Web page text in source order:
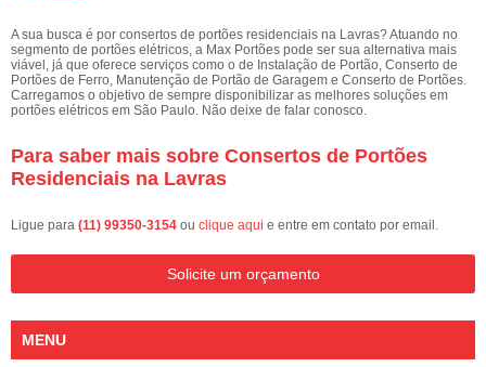
A sua busca é por consertos de portões residenciais na Lavras? Atuando no
segmento de portões elétricos, a Max Portões pode ser sua alternativa mais
viável, já que oferece serviços como o de Instalação de Portão, Conserto de
Portões de Ferro, Manutenção de Portão de Garagem e Conserto de Portões.
Carregamos o objetivo de sempre disponibilizar as melhores soluções em
portões elétricos em São Paulo. Não deixe de falar conosco.
Para saber mais sobre Consertos de Portões
Residenciais na Lavras
Ligue para (11) 99350-3154 ou clique aqui e entre em contato por email.
Solicite um orçamento
MENU